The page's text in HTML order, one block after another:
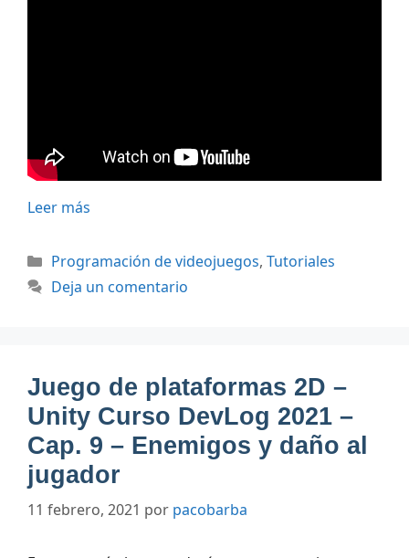
Leer más
Categorías
Programación de videojuegos, Tutoriales
Deja un comentario
Juego de plataformas 2D –
Unity Curso DevLog 2021 –
Cap. 9 – Enemigos y daño al
jugador
11 febrero, 2021 por pacobarba